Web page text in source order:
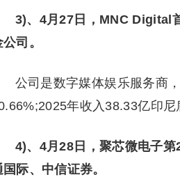
3)、4月27日，MNC Digital
司。
公司是数字媒体娱乐服务商
年收入38.33亿印尼
4)、4月28日，聚芯微电子
国际、中信证券。